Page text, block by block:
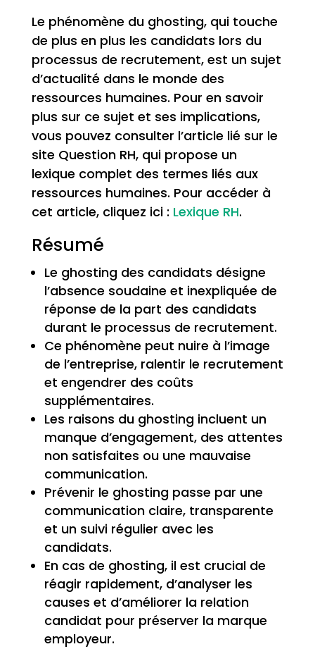
Le phénomène du ghosting, qui touche
de plus en plus les candidats lors du
processus de recrutement, est un sujet
d’actualité dans le monde des
ressources humaines. Pour en savoir
plus sur ce sujet et ses implications,
vous pouvez consulter l’article lié sur le
site Question RH, qui propose un
lexique complet des termes liés aux
ressources humaines. Pour accéder à
cet article, cliquez ici : Lexique RH.
Résumé
Le ghosting des candidats désigne
l’absence soudaine et inexpliquée de
réponse de la part des candidats
durant le processus de recrutement.
Ce phénomène peut nuire à l’image
de l’entreprise, ralentir le recrutement
et engendrer des coûts
supplémentaires.
Les raisons du ghosting incluent un
manque d’engagement, des attentes
non satisfaites ou une mauvaise
communication.
Prévenir le ghosting passe par une
communication claire, transparente
et un suivi régulier avec les
candidats.
En cas de ghosting, il est crucial de
réagir rapidement, d’analyser les
causes et d’améliorer la relation
candidat pour préserver la marque
employeur.